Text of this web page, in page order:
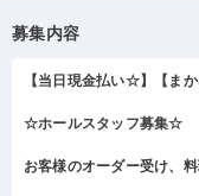
募集内容
【当日現金払い☆】【まか
☆ホールスタッフ募集☆
お客様のオーダー受け、